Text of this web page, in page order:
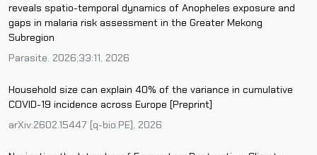
reveals spatio-temporal dynamics of Anopheles exposure and
gaps in malaria risk assessment in the Greater Mekong
Subregion
Parasite. 2026;33:11, 2026
Household size can explain 40% of the variance in cumulative
COVID-19 incidence across Europe [Preprint]
arXiv:2602.15447 [q-bio.PE], 2026